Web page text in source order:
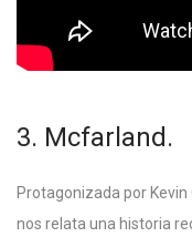
3. Mcfarland.
Protagonizada por
nos relata una historia